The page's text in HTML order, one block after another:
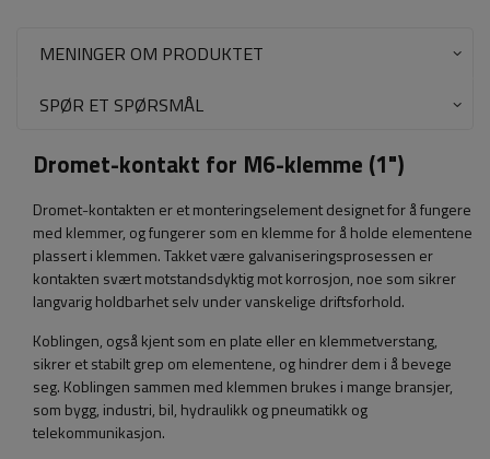
MENINGER OM PRODUKTET
SPØR ET SPØRSMÅL
Dromet-kontakt for M6-klemme (1")
Dromet-kontakten er et monteringselement designet for å fungere
med klemmer, og fungerer som en klemme for å holde elementene
plassert i klemmen. Takket være galvaniseringsprosessen er
kontakten svært motstandsdyktig mot korrosjon, noe som sikrer
langvarig holdbarhet selv under vanskelige driftsforhold.
Koblingen, også kjent som en plate eller en klemmetverstang,
sikrer et stabilt grep om elementene, og hindrer dem i å bevege
seg. Koblingen sammen med klemmen brukes i mange bransjer,
som bygg, industri, bil, hydraulikk og pneumatikk og
telekommunikasjon.